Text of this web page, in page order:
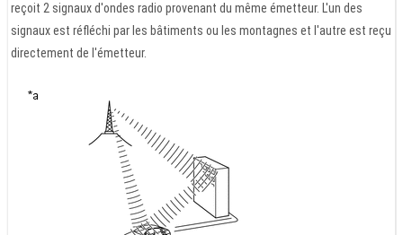
reçoit 2 signaux d'ondes radio provenant du même émetteur. L'un des
signaux est réfléchi par les bâtiments ou les montagnes et l'autre est reçu
directement de l'émetteur.